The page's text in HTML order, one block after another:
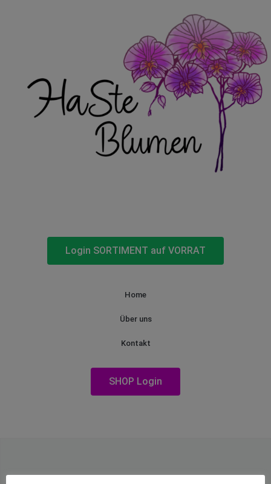
Login SORTIMENT auf VORRAT
Home
Über uns
Kontakt
SHOP Login